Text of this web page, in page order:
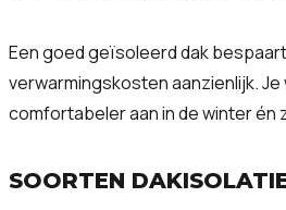
Een goed geïsoleerd dak
verwarmingskosten aanzienlijk.
comfortabeler aan in de winter én
SOORTEN